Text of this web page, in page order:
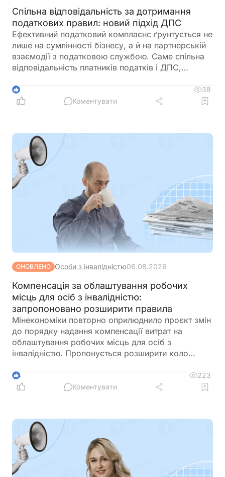
Спільна відповідальність за дотримання
податкових правил: новий підхід ДПС
Ефективний податковий комплаєнс ґрунтується не
лише на сумлінності бізнесу, а й на партнерській
взаємодії з податковою службою. Саме спільна
відповідальність платників податків і ДПС,
підтримка допомагають мінімізувати податкові
ризики та запобігати порушенням ще до їх
1
38
Коментувати
ОНОВЛЕНО Особи з інвалідністю06.08.2026
Компенсація за облаштування робочих
місць для осіб з інвалідністю:
запропоновано розширити правила
Мінекономіки повторно оприлюднило проєкт змін
до порядку надання компенсації витрат на
облаштування робочих місць для осіб з
інвалідністю. Пропонується розширити коло
ветеранів з інвалідністю, уточнити вимоги до
документів та умов оплати праці, а також
4
223
Коментувати